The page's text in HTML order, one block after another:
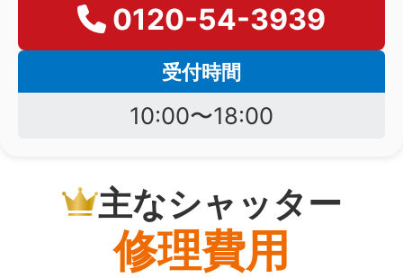
0120-54-3939
受付時間
10:00〜18:00
主なシャッター
修理費用